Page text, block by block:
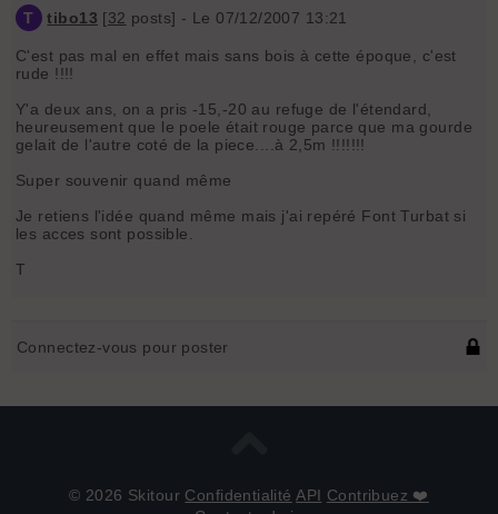
T tibo13 [32 posts] - Le 07/12/2007 13:21
C'est pas mal en effet mais sans bois à cette époque, c'est
rude !!!!
Y'a deux ans, on a pris -15,-20 au refuge de l'étendard,
heureusement que le poele était rouge parce que ma gourde
gelait de l'autre coté de la piece....à 2,5m !!!!!!!
Super souvenir quand même
Je retiens l'idée quand même mais j'ai repéré Font Turbat si
les acces sont possible.
T
Connectez-vous pour poster
© 2026 Skitour Confidentialité API Contribuez ❤️